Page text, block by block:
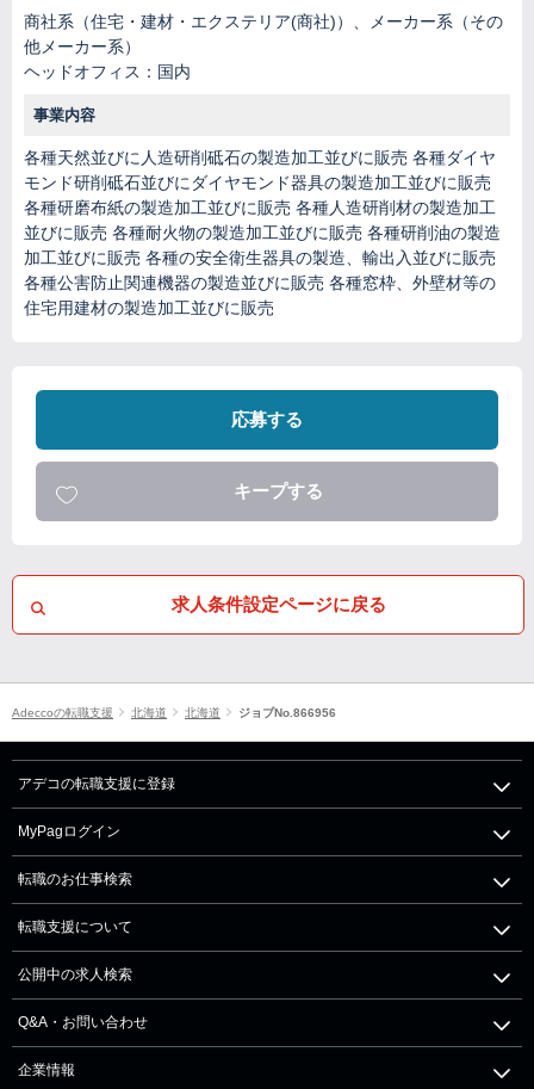
商社系（住宅・建材・エクステリア(商社)）、メーカー系（その
他メーカー系）
ヘッドオフィス：国内
事業内容
各種天然並びに人造研削砥石の製造加工並びに販売 各種ダイヤ
モンド研削砥石並びにダイヤモンド器具の製造加工並びに販売
各種研磨布紙の製造加工並びに販売 各種人造研削材の製造加工
並びに販売 各種耐火物の製造加工並びに販売 各種研削油の製造
加工並びに販売 各種の安全衛生器具の製造、輸出入並びに販売
各種公害防止関連機器の製造並びに販売 各種窓枠、外壁材等の
住宅用建材の製造加工並びに販売
応募する
キープする
求人条件設定ページに戻る
Adeccoの転職支援 北海道 北海道 ジョブNo.866956
アデコの転職支援に登録
MyPagログイン
転職のお仕事検索
転職支援について
公開中の求人検索
Q&A・お問い合わせ
企業情報